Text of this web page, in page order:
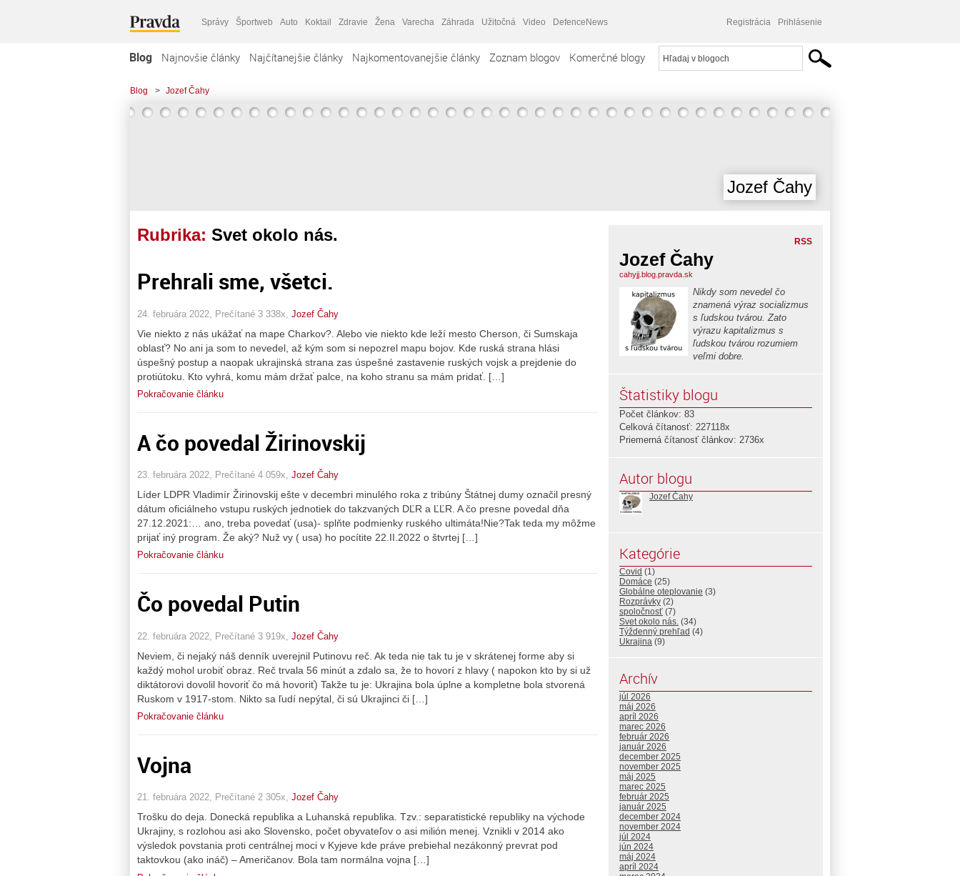
Správy Športweb Auto Koktail Zdravie Žena Varecha Záhrada Užitočná Video DefenceNews Registrácia Prihlásenie
Blog Najnovšie články Najčítanejšie články Najkomentovanejšie články Zoznam blogov Komerčné blogy
Blog > Jozef Čahy
Jozef Čahy
Rubrika: Svet okolo nás.
Prehrali sme, všetci.
24. februára 2022, Prečítané 3 338x, Jozef Čahy
Vie niekto z nás ukážať na mape Charkov?. Alebo vie niekto kde leží mesto Cherson, či Sumskaja
oblasť? No ani ja som to nevedel, až kým som si nepozrel mapu bojov. Kde ruská strana hlási
úspešný postup a naopak ukrajinská strana zas úspešné zastavenie ruských vojsk a prejdenie do
protiútoku. Kto vyhrá, komu mám držať palce, na koho stranu sa mám pridať. […]
Pokračovanie článku
A čo povedal Žirinovskij
23. februára 2022, Prečítané 4 059x, Jozef Čahy
Líder LDPR Vladimír Žirinovskij ešte v decembri minulého roka z tribúny Štátnej dumy označil presný
dátum oficiálneho vstupu ruských jednotiek do takzvaných DĽR a ĽĽR. A čo presne povedal dňa
27.12.2021:… ano, treba povedať (usa)- splňte podmienky ruského ultimáta!Nie?Tak teda my môžme
prijať iný program. Že aký? Nuž vy ( usa) ho pocítite 22.II.2022 o štvrtej […]
Pokračovanie článku
Čo povedal Putin
22. februára 2022, Prečítané 3 919x, Jozef Čahy
Neviem, či nejaký náš denník uverejnil Putinovu reč. Ak teda nie tak tu je v skrátenej forme aby si
každý mohol urobiť obraz. Reč trvala 56 minút a zdalo sa, že to hovorí z hlavy ( napokon kto by si už
diktátorovi dovolil hovoriť čo má hovoriť) Takže tu je: Ukrajina bola úplne a kompletne bola stvorená
Ruskom v 1917-stom. Nikto sa ľudí nepýtal, či sú Ukrajinci či […]
Pokračovanie článku
Vojna
21. februára 2022, Prečítané 2 305x, Jozef Čahy
Trošku do deja. Donecká republika a Luhanská republika. Tzv.: separatistické republiky na východe
Ukrajiny, s rozlohou asi ako Slovensko, počet obyvateľov o asi milión menej. Vznikli v 2014 ako
výsledok povstania proti centrálnej moci v Kyjeve kde práve prebiehal nezákonný prevrat pod
taktovkou (ako ináč) – Američanov. Bola tam normálna vojna […]
RSS
Jozef Čahy
cahyjj.blog.pravda.sk
Nikdy som nevedel čo
znamená výraz socializmus
s ľudskou tvárou. Zato
výrazu kapitalizmus s
ľudskou tvárou rozumiem
veľmi dobre.
Štatistiky blogu
Počet článkov: 83
Celková čítanosť: 227118x
Priemerná čítanosť článkov: 2736x
Autor blogu
Jozef Čahy
Kategórie
Covid (1)
Domáce (25)
Globálne oteplovanie (3)
Rozprávky (2)
spoločnosť (7)
Svet okolo nás. (34)
Týždenný prehľad (4)
Ukrajina (9)
Archív
júl 2026
máj 2026
apríl 2026
marec 2026
február 2026
január 2026
december 2025
november 2025
máj 2025
marec 2025
február 2025
január 2025
december 2024
november 2024
júl 2024
jún 2024
máj 2024
apríl 2024